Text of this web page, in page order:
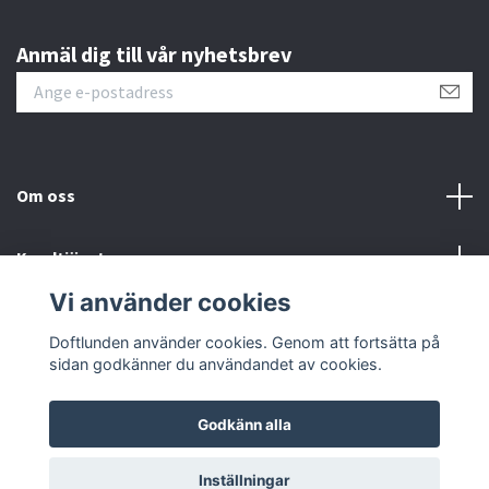
Anmäl dig till vår nyhetsbrev
Om oss
Kundtjänst
© 2026 Doftlunden
Vi använder cookies
Doftlunden använder cookies. Genom att fortsätta på
sidan godkänner du användandet av cookies.
Godkänn alla
Inställningar